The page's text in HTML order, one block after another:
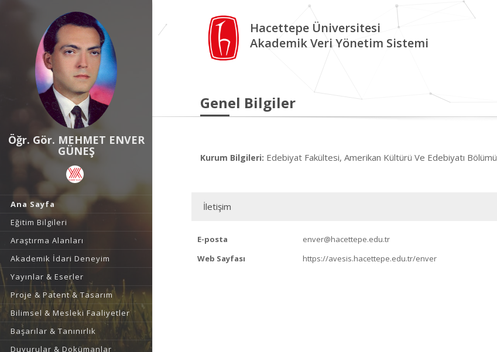
Öğr. Gör. MEHMET ENVER
GÜNEŞ
Ana Sayfa
Eğitim Bilgileri
Araştırma Alanları
Akademik İdari Deneyim
Yayınlar & Eserler
Proje & Patent & Tasarım
Bilimsel & Mesleki Faaliyetler
Başarılar & Tanınırlık
Duyurular & Dokümanlar
Hacettepe Üniversitesi
Akademik Veri Yönetim Sistemi
Genel Bilgiler
Kurum Bilgileri: Edebiyat Fakültesi, Amerikan Kültürü Ve Edebiyatı Bölümü
İletişim
E-posta
enver@hacettepe.edu.tr
Web Sayfası
https://avesis.hacettepe.edu.tr/enver